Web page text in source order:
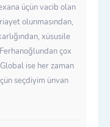
üçün vacib olan
olunmasından,
xüsusile
çox
ise her zaman
seçdiyim ünvan